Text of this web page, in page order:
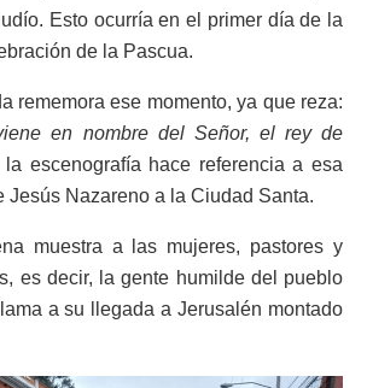
Esto ocurría en el primer día de la
de la Pascua.
rememora ese momento, ya que reza:
en nombre del Señor, el rey de
la escenografía hace referencia a esa
Jesús Nazareno a la Ciudad Santa.
muestra a las mujeres, pastores y
es decir, la gente humilde del pueblo
a su llegada a Jerusalén montado